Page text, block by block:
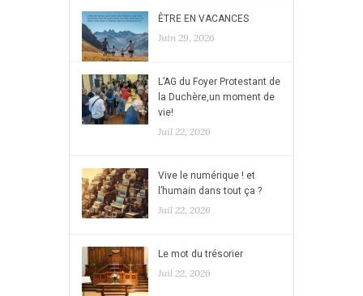
ÊTRE EN VACANCES
Juin 29, 2026
L’AG du Foyer Protestant de
la Duchère,un moment de
vie!
Juil 22, 2026
Vive le numérique ! et
l’humain dans tout ça ?
Juil 22, 2026
Le mot du trésorier
Juil 22, 2026